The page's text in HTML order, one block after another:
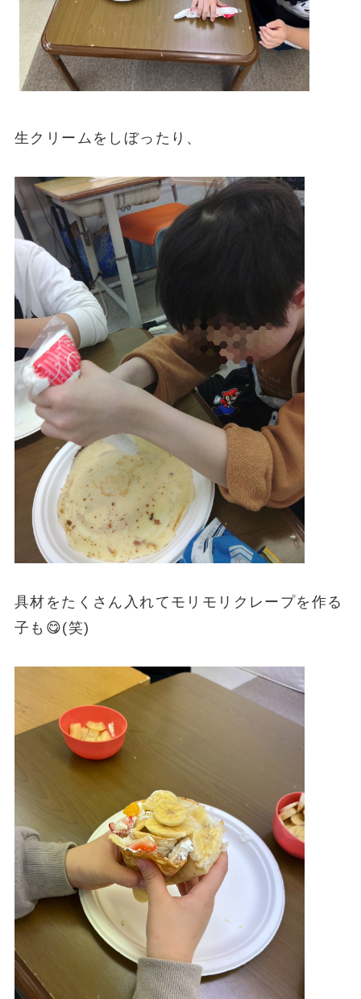
生クリームをしぼったり、
具材をたくさん入れてモリモリクレープを作る
子も😋(笑)